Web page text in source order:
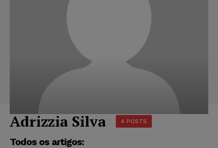
Adrizzia Silva 4 POSTS
Todos os artigos: